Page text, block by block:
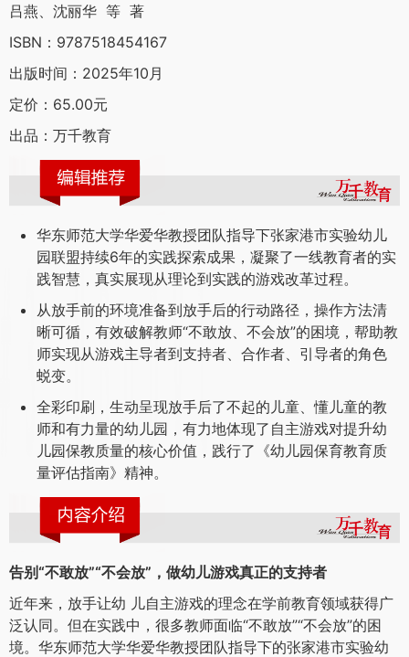
吕燕、沈丽华 等 著
ISBN：9787518454167
出版时间：2025年10月
定价：65.00元
出品：万千教育
华东师范大学华爱华教授团队指导下张家港市实验幼儿
园联盟持续6年的实践探索成果，凝聚了一线教育者的实
践智慧，真实展现从理论到实践的游戏改革过程。
从放手前的环境准备到放手后的行动路径，操作方法清
晰可循，有效破解教师“不敢放、不会放”的困境，帮助教
师实现从游戏主导者到支持者、合作者、引导者的角色
蜕变。
全彩印刷，生动呈现放手后了不起的儿童、懂儿童的教
师和有力量的幼儿园，有力地体现了自主游戏对提升幼
儿园保教质量的核心价值，践行了《幼儿园保育教育质
量评估指南》精神。
告别“不敢放”“不会放”，做幼儿游戏真正的支持者
近年来，放手让幼 儿自主游戏的理念在学前教育领域获得广
泛认同。但在实践中，很多教师面临“不敢放”“不会放”的困
境。华东师范大学华爱华教授团队指导下的张家港市实验幼